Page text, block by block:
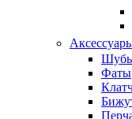
Фаты